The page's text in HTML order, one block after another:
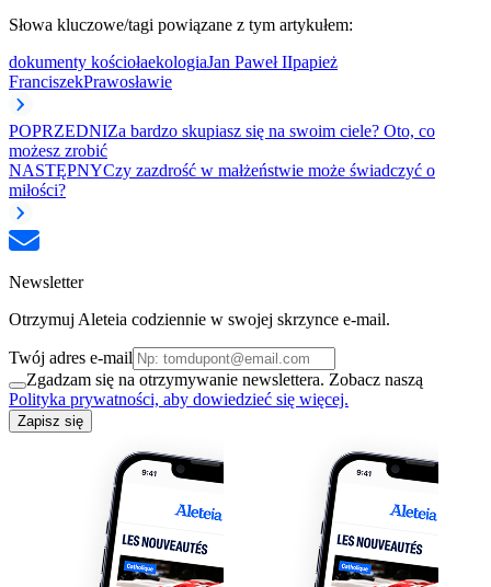
Słowa kluczowe/tagi powiązane z tym artykułem:
dokumenty kościołaekologiaJan Paweł IIpapież
FranciszekPrawosławie
POPRZEDNIZa bardzo skupiasz się na swoim ciele? Oto, co
możesz zrobić
NASTĘPNYCzy zazdrość w małżeństwie może świadczyć o
miłości?
Newsletter
Otrzymuj Aleteia codziennie w swojej skrzynce e-mail.
Twój adres e-mail
Zgadzam się na otrzymywanie newslettera. Zobacz naszą
Polityka prywatności, aby dowiedzieć się więcej.
Zapisz się